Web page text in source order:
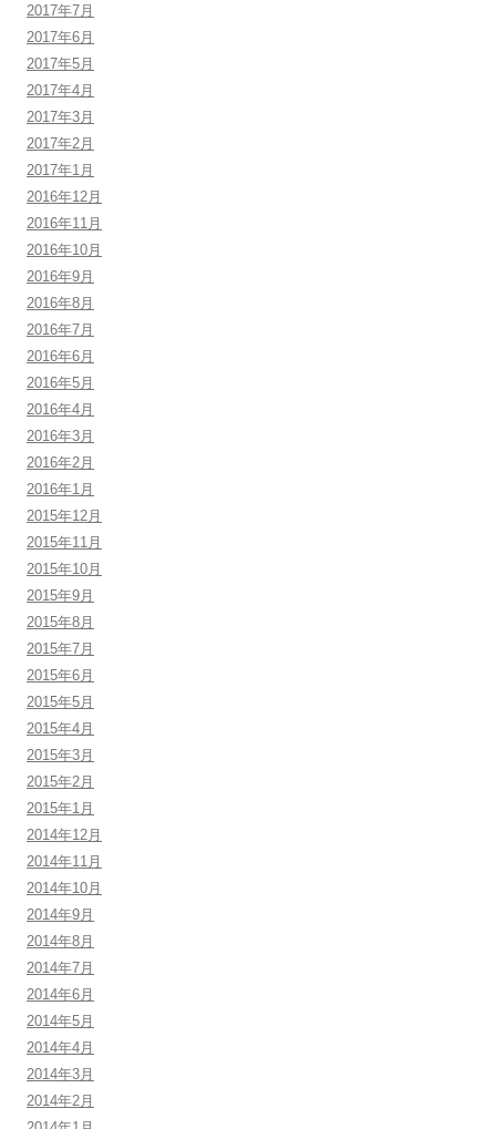
2017年7月
2017年6月
2017年5月
2017年4月
2017年3月
2017年2月
2017年1月
2016年12月
2016年11月
2016年10月
2016年9月
2016年8月
2016年7月
2016年6月
2016年5月
2016年4月
2016年3月
2016年2月
2016年1月
2015年12月
2015年11月
2015年10月
2015年9月
2015年8月
2015年7月
2015年6月
2015年5月
2015年4月
2015年3月
2015年2月
2015年1月
2014年12月
2014年11月
2014年10月
2014年9月
2014年8月
2014年7月
2014年6月
2014年5月
2014年4月
2014年3月
2014年2月